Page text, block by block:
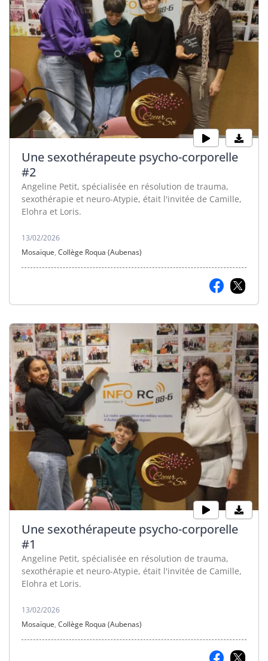
Une sexothérapeute psycho-corporelle
#2
Angeline Petit, spécialisée en résolution de trauma,
sexothérapie et neuro-Atypie, était l'invitée de Camille,
Elohra et Loris.
13/02/2026
Mosaïque, Collège Roqua (Aubenas)
Une sexothérapeute psycho-corporelle
#1
Angeline Petit, spécialisée en résolution de trauma,
sexothérapie et neuro-Atypie, était l'invitée de Camille,
Elohra et Loris.
13/02/2026
Mosaïque, Collège Roqua (Aubenas)